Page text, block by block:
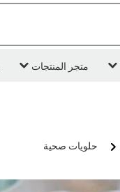
متجر المنتجات
حلويات صحية